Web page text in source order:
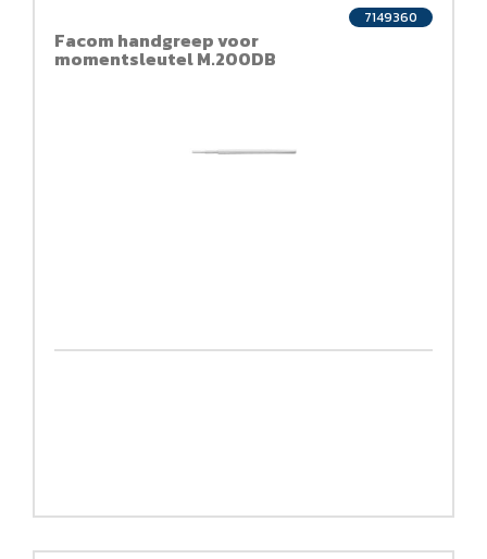
Facom handgreep voor
momentsleutel M.200DB
7149360